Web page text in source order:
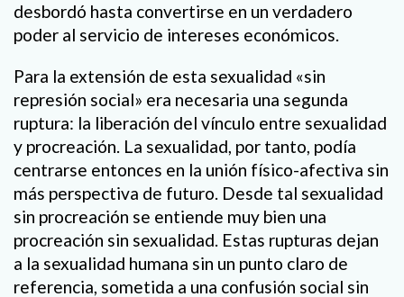
desbordó hasta convertirse en un verdadero
poder al servicio de intereses económicos.
Para la extensión de esta sexualidad «sin
represión social» era necesaria una segunda
ruptura: la liberación del vínculo entre sexualidad
y procreación. La sexualidad, por tanto, podía
centrarse entonces en la unión físico-afectiva sin
más perspectiva de futuro. Desde tal sexualidad
sin procreación se entiende muy bien una
procreación sin sexualidad. Estas rupturas dejan
a la sexualidad humana sin un punto claro de
referencia, sometida a una confusión social sin